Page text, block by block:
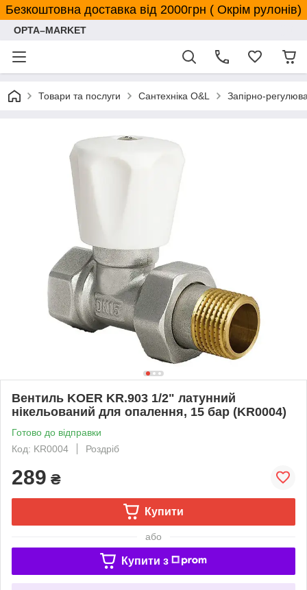
Безкоштовна доставка від 2000грн ( Окрім рулонів)
OPTA–MARKET
Товари та послуги Сантехніка O&L Запірно-
Вентиль KOER KR.903 1/2" латунний
нікельований для опалення, 15 бар (KR0004)
Готово до відправки
Код: KR0004
Роздріб
289 ₴
Купити
або
Купити з